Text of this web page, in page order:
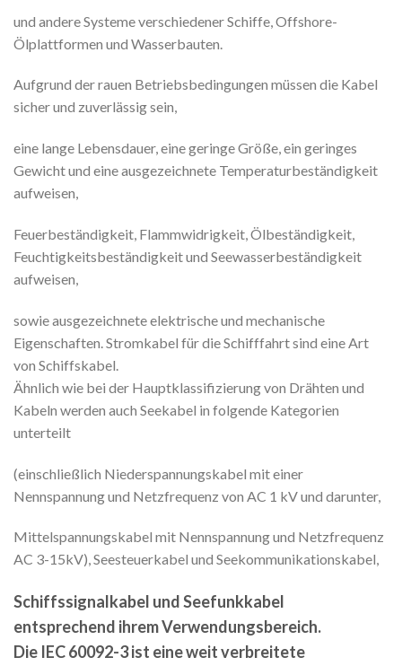
und andere Systeme verschiedener Schiffe, Offshore-
Ölplattformen und Wasserbauten.
Aufgrund der rauen Betriebsbedingungen müssen die Kabel
sicher und zuverlässig sein,
eine lange Lebensdauer, eine geringe Größe, ein geringes
Gewicht und eine ausgezeichnete Temperaturbeständigkeit
aufweisen,
Feuerbeständigkeit, Flammwidrigkeit, Ölbeständigkeit,
Feuchtigkeitsbeständigkeit und Seewasserbeständigkeit
aufweisen,
sowie ausgezeichnete elektrische und mechanische
Eigenschaften. Stromkabel für die Schifffahrt sind eine Art
von Schiffskabel.
Ähnlich wie bei der Hauptklassifizierung von Drähten und
Kabeln werden auch Seekabel in folgende Kategorien
unterteilt
(einschließlich Niederspannungskabel mit einer
Nennspannung und Netzfrequenz von AC 1 kV und darunter,
Mittelspannungskabel mit Nennspannung und Netzfrequenz
AC 3-15kV), Seesteuerkabel und Seekommunikationskabel,
Schiffssignalkabel und Seefunkkabel
entsprechend ihrem Verwendungsbereich.
Die IEC 60092-3 ist eine weit verbreitete